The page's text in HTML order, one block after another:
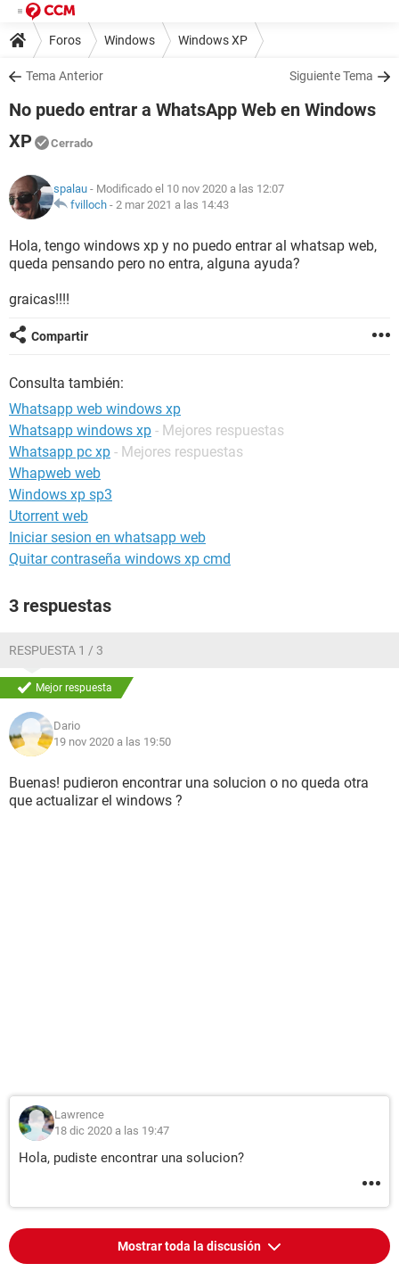
Foros Windows Windows XP
Tema Anterior Siguiente Tema
No puedo entrar a WhatsApp Web en Windows
XP
Cerrado
spalau - Modificado el 10 nov 2020 a las 12:07
fvilloch - 2 mar 2021 a las 14:43
Hola, tengo windows xp y no puedo entrar al whatsap web,
queda pensando pero no entra, alguna ayuda?
graicas!!!!
Compartir
Consulta también:
Whatsapp web windows xp
Whatsapp windows xp - Mejores respuestas
Whatsapp pc xp - Mejores respuestas
Whapweb web
Windows xp sp3
Utorrent web
Iniciar sesion en whatsapp web
Quitar contraseña windows xp cmd
3 respuestas
RESPUESTA 1 / 3
Mejor respuesta
Dario
19 nov 2020 a las 19:50
Buenas! pudieron encontrar una solucion o no queda otra
que actualizar el windows ?
Lawrence
18 dic 2020 a las 19:47
Hola, pudiste encontrar una solucion?
Mostrar toda la discusión